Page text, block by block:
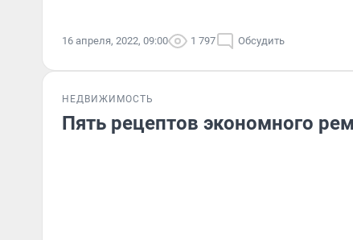
16 апреля, 2022, 09:00 1 797 Обсудить
НЕДВИЖИМОСТЬ
Пять рецептов экономного